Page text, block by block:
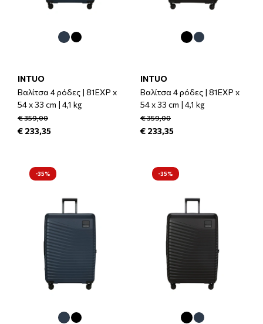
INTUO
Βαλίτσα 4 ρόδες | 81EXP x
54 x 33 cm | 4,1 kg
€ 359,00
€ 233,35
INTUO
Βαλίτσα 4 ρόδες | 81EXP x
54 x 33 cm | 4,1 kg
€ 359,00
€ 233,35
-35% -35%